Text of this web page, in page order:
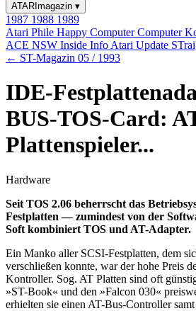
ATARImagazin ▾
1987 1988 1989
Atari Phile Happy ComputerComputer
ACE NSW Inside Info Atari Update
← ST-Magazin 05 / 1993
IDE-
BUS-TOS-Card:
Plattenspieler...
Hardware
Seit TOS 2.06 beherrscht das
Festplatten — zumindest von der
Soft kombiniert TOS und AT-Adapter.
Ein Manko aller SCSI-Festplatten, dem
verschließen konnte, war der hohe Preis
Kontroller. Sog. AT Platten sind oft
»ST-Book« und den »Falcon 030«
erhielten sie einen AT-Bus-Controller samt